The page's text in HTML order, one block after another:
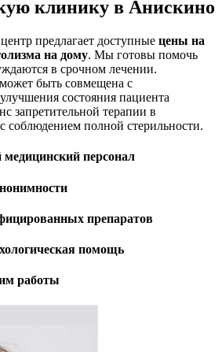
клинику в Анискино
предлагает доступные цены на
на дому. Мы готовы помочь
в срочном лечении.
быть совмещена с
состояния пациента
запретительной терапии в
соблюдением полной стерильности.
персонал
препаратов
помощь
работы